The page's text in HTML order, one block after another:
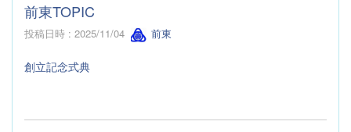
前東TOPIC
投稿日時 : 2025/11/04 前東
創立記念式典